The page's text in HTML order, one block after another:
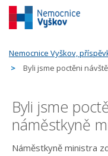
Nemocnice Vyškov,
Byli jsme poctěni
Byli jsme
náměstkyně
Náměstkyně ministra